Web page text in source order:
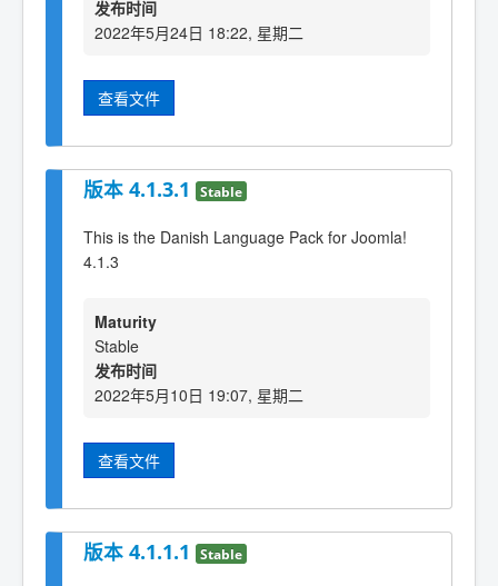
发布时间
2022年5月24日 18:22, 星期二
查看文件
版本 4.1.3.1 Stable
This is the Danish Language Pack for Joomla!
4.1.3
Maturity
Stable
发布时间
2022年5月10日 19:07, 星期二
查看文件
版本 4.1.1.1 Stable